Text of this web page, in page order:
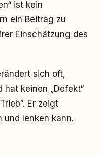
ist kein
ein Beitrag zu
Einschätzung des
sich oft,
keinen „Defekt“
Er zeigt
und lenken kann.